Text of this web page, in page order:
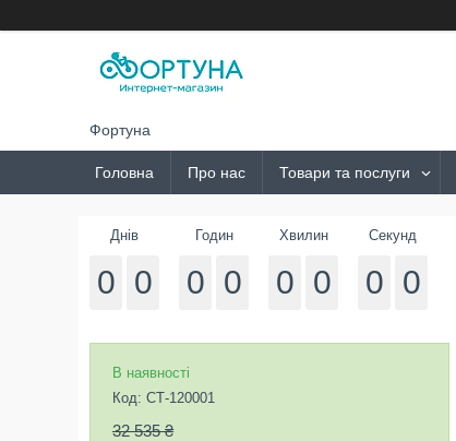
Фортуна
Головна Про нас Товари та послуги
Днів
0 0
Годин
0 0
Хвилин
0 0
Секунд
0 0
В наявності
Код: СТ-120001
32 535 ₴